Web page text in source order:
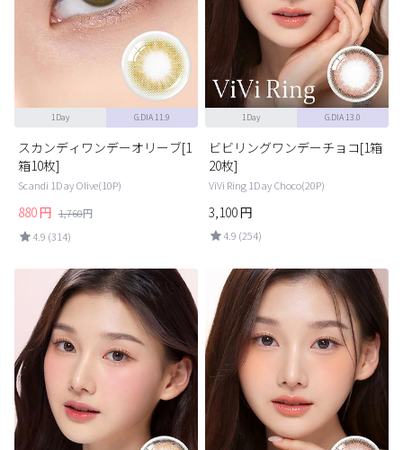
1Day G.DIA 11.9
スカンディワンデーオリーブ[1
箱10枚]
Scandi 1Day Olive(10P)
880 円 1,760円
4.9 (314)
1Day G.DIA 13.0
ビビリングワンデーチョコ[1箱
20枚]
ViVi Ring 1Day Choco(20P)
3,100円
4.9 (254)